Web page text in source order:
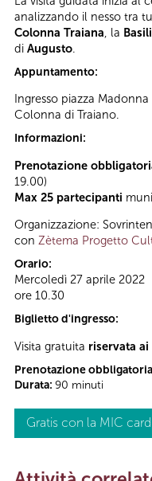
analizzando il nesso tra
Colonna Traiana , la
di Augusto.
Appuntamento:
Ingresso piazza
Colonna di Traiano.
Informazioni:
Prenotazione
19.00)
Max 25 partecipanti
Organizzazione:
con Zètema Progetto
Orario:
Mercoledì 27 aprile 2022
ore 10.30
Biglietto d'ingresso:
Visita gratuita riservata ai
Prenotazione
Durata: 90 minuti
Gratis con la MIC card